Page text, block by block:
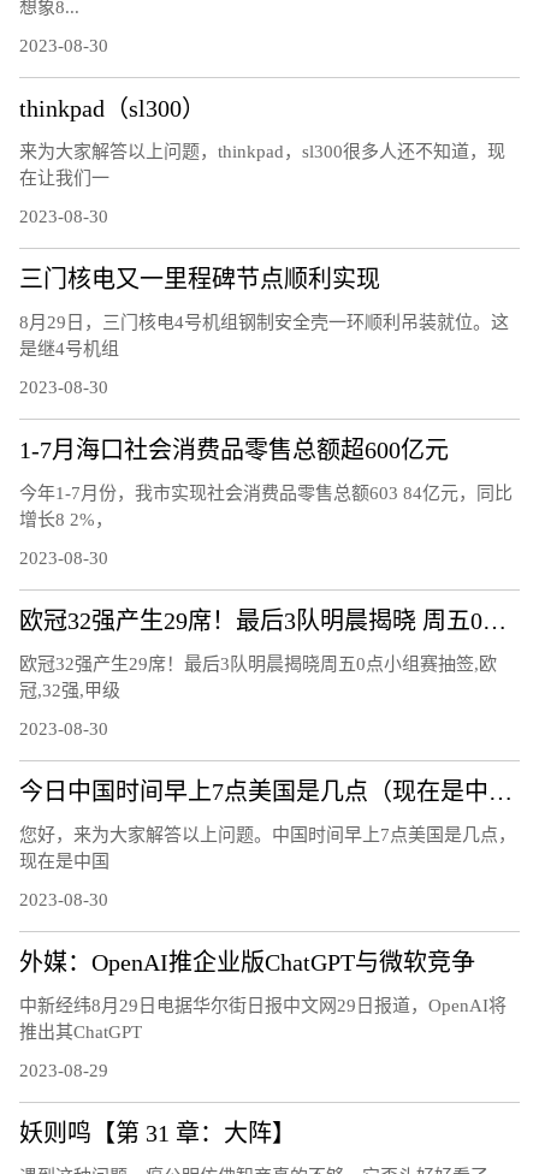
想象8...
2023-08-30
thinkpad（sl300）
来为大家解答以上问题，thinkpad，sl300很多人还不知道，现
在让我们一
2023-08-30
三门核电又一里程碑节点顺利实现
8月29日，三门核电4号机组钢制安全壳一环顺利吊装就位。这
是继4号机组
2023-08-30
1-7月海口社会消费品零售总额超600亿元
今年1-7月份，我市实现社会消费品零售总额603 84亿元，同比
增长8 2%，
2023-08-30
欧冠32强产生29席！最后3队明晨揭晓 周五0点小组赛抽签
欧冠32强产生29席！最后3队明晨揭晓周五0点小组赛抽签,欧
冠,32强,甲级
2023-08-30
今日中国时间早上7点美国是几点（现在是中国时间上午7点，美国是几点呢）
您好，来为大家解答以上问题。中国时间早上7点美国是几点，
现在是中国
2023-08-30
外媒：OpenAI推企业版ChatGPT与微软竞争
中新经纬8月29日电据华尔街日报中文网29日报道，OpenAI将
推出其ChatGPT
2023-08-29
妖则鸣【第 31 章：大阵】